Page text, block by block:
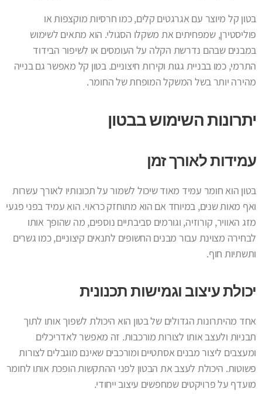
בטון קל מיוצר עם אגרגטים קלים, כמו חרסיות מוקצפות או
פוליסטירן, שמפחיתים את משקלו הסגולי. הוא מתאים לשימוש
במבנים שבהם נדרשת הקלה על העומסים או לשיפור הבידוד
התרמי, כמו בבניית גגות וקירות חיצוניים. בטון קל מאפשר גם בנייה
מהירה יותר בשל המשקל המופחת של החומר.
יתרונות השימוש בבטון
עמידות לאורך זמן
בטון הוא חומר עמיד מאוד שיכול לשמור על תכונותיו לאורך עשרות
ואף מאות שנים, במיוחד אם הוא מתוחזק כראוי. הוא עמיד בפני פגעי
מזג האוויר, קורוזיה, וגורמים סביבתיים נוספים, מה שהופך אותו
לבחירה מצוינת עבור מבנים החשופים לתנאים קיצוניים, כמו גשרים
ותשתיות חוף.
יכולת עיצוב וגמישות תכנונית
אחד מהיתרונות הגדולים של בטון הוא היכולת לשפוך אותו לתוך
תבניות ולעצב אותו לצורות מורכבות. זה מאפשר לאדריכלים
ומעצבים ליצור מבנים אסתטיים ומורכבים שאינם מוגבלים לצורות
פשוטות. היכולת לעצב את הבטון לפני ההתקשות הופכת אותו לחומר
מועדף על פרויקטים שמחפשים עיצוב ייחודי.